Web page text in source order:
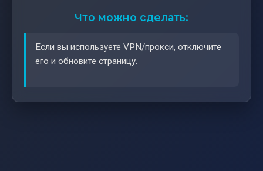
Что можно сделать:
Если вы используете VPN/прокси, отключите
его и обновите страницу.